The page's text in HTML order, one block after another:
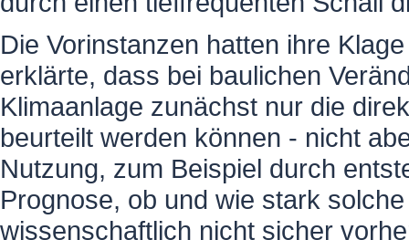
Die Vorinstanzen hatten ihre
erklärte, dass bei baulichen
Klimaanlage zunächst nur die
beurteilt werden können - nicht
Nutzung, zum Beispiel durch
Prognose, ob und wie stark
wissenschaftlich nicht sicher